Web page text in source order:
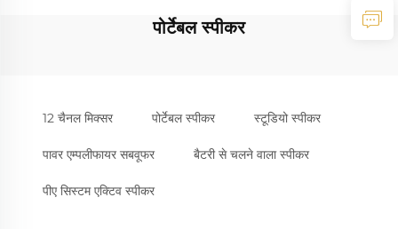
पोर्टेबल स्पीकर
12 चैनल मिक्सर पोर्टेबल स्पीकर स्टूडियो स्पीकर
पावर एम्पलीफायर सबवूफर बैटरी से चलने वाला स्पीकर
पीए सिस्टम एक्टिव स्पीकर